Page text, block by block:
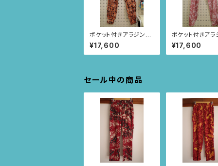
ポケット付きアラジンパ
ンツ size XL(オレン
ジ/スクエアニャンドゥ
ティ柄) 74
¥17,600
ポケット付きアラ
ンツ size XL(ス
ーピンク/ルイー
根柄) 75
¥17,600
セール中の商品